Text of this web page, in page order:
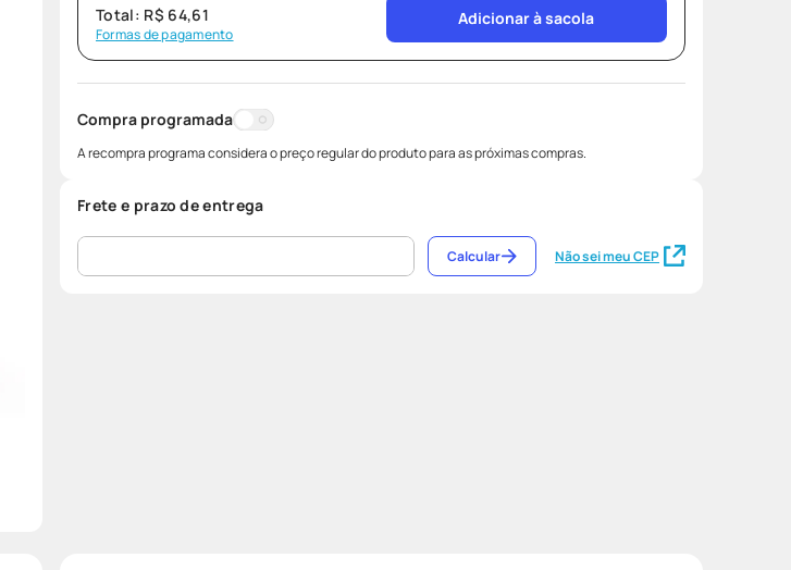
Total: R$ 64,61
Formas de pagamento
Adicionar à sacola
Compra programada
A recompra programa considera o preço regular do produto para as próximas compras.
Frete e prazo de entrega
Não sei meu CEP
Calcular